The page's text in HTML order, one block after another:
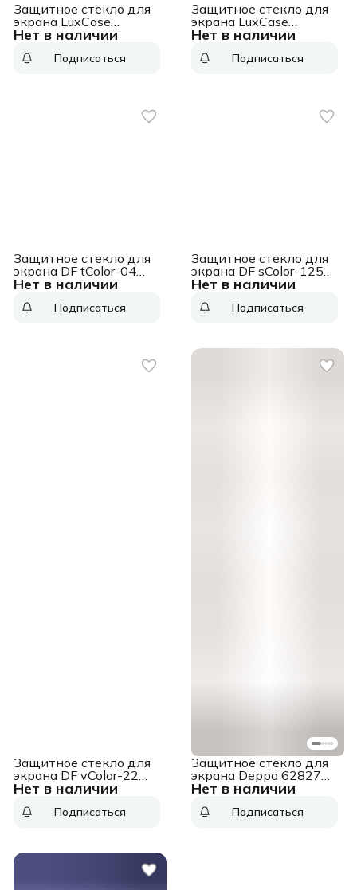
Нет в наличии
Защитное стекло для
экрана LuxCase
прозрачный для ZTE
прозрачная 1шт.
Подписаться
Нет в наличии
Защитное стекло для
экрана LuxCase
прозрачный для Vertex
прозрачная 1шт.
Подписаться
Нет в наличии
Защитное стекло для
экрана DF tColor-04
черный для Tecno
TCOLOR-04 (BLACK))
Подписаться
Нет в наличии
Защитное стекло для
экрана DF sColor-125
черный для Samsung
(DF SCOLOR-125
Подписаться
Нет в наличии
Защитное стекло для
экрана DF vColor-22
черный для Vivo V23
22 (BLACK))Подписаться
Нет в наличии
Защитное стекло для
экрана Deppa 62827
для Honor 50 lite 2.5D
Подписаться